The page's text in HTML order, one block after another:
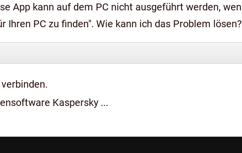
werden, wenden Sie sich an den
PC zu finden". Wie kann ich das Problem lösen?
Kaspersky ...